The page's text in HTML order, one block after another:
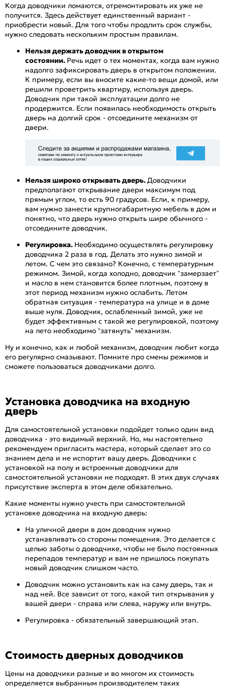
Когда доводчики ломаются, отремонтировать их уже не
получится. Здесь действует единственный вариант -
приобрести новый. Для того чтобы продлить срок службы,
нужно следовать нескольким простым правилам.
Нельзя держать доводчик в открытом
состоянии. Речь идет о тех моментах, когда вам нужно
надолго зафиксировать дверь в открытом положении.
К примеру, если вы вносите какие-то вещи домой, или
решили проветрить квартиру, используя дверь.
Доводчик при такой эксплуатации долго не
продержится. Если появилась необходимость открыть
дверь на долгий срок - отсоедините механизм от
двери.
Нельзя широко открывать дверь.Доводчики
предполагают открывание двери максимум под
прямым углом, то есть 90 градусов. Если, к примеру,
вам нужно занести крупногабаритную мебель в дом и
понятно, что дверь нужно открыть шире обычного -
отсоедините доводчик.
Регулировка. Необходимо осуществлять регулировку
доводчика 2 раза в год. Делать это нужно зимой и
летом. С чем это связано? Конечно, с температурным
режимом. Зимой, когда холодно, доводчик “замерзает”
и масло в нем становится более плотным, поэтому в
этот период механизм нужно ослабить. Летом
обратная ситуация - температура на улице и в доме
выше нуля. Доводчик, ослабленный зимой, уже не
будет эффективным с такой же регулировкой, поэтому
на лето необходимо “затянуть” механизм.
Ну и конечно, как и любой механизм, доводчик любит когда
его регулярно смазывают. Помните про смены режимов и
сможете пользоваться доводчиками долго.
Установка доводчика на входную
дверь
Для самостоятельной установки подойдет только один вид
доводчика - это видимый верхний. Но, мы настоятельно
рекомендуем пригласить мастера, который сделает это со
знанием дела и не испортит вашу дверь. Доводчики с
установкой на полу и встроенные доводчики для
самостоятельной установки не подходят. В этих двух случаях
присутствие эксперта в этом деле обязательно.
Какие моменты нужно учесть при самостоятельной
установке доводчика на входную дверь:
На уличной двери в дом доводчик нужно
устанавливать со стороны помещения. Это делается с
целью заботы о доводчике, чтобы не было постоянных
перепадов температур и вам не пришлось покупать
новый доводчик слишком часто.
Доводчик можно установить как на саму дверь, так и
над ней. Все зависит от того, какой тип открывания у
вашей двери - справа или слева, наружу или внутрь.
Регулировка - обязательный завершающий этап.
Стоимость дверных доводчиков
Цены на доводчики разные и во многом их стоимость
определяется выбранным производителем таких